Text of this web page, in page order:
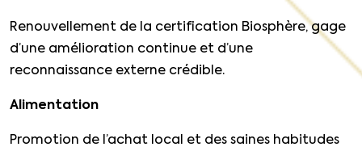
Renouvellement de la certification Biosphère, gage
d’une amélioration continue et d’une
reconnaissance externe crédible.
Alimentation
Promotion de l’achat local et des saines habitudes